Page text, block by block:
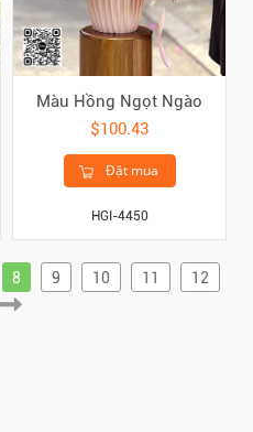
Màu Hồng Ngọt Ngào
$100.43
Đặt mua
HGI-4450
8 9 10 11 12